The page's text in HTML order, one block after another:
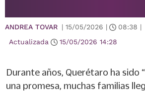
ANDREA TOVAR | 15/05/2026 | 08:38 |
Actualizada
15/05/2026 14:28
Durante años, Querétaro ha sido
una promesa, muchas familias